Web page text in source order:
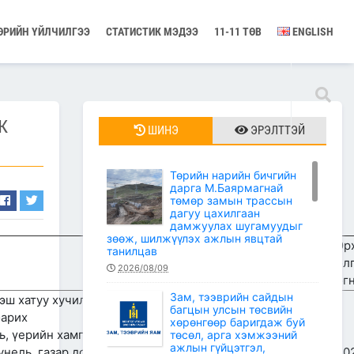
ҮЙЛЧИЛГЭЭ СТАТИСТИК МЭДЭЭ 11-11 ТӨВ ENGLISH
хатуу хучилттай авто зам барих
үерийн хамгаалалтын далан барих
ШИНЭ ЭРЭЛТТЭЙ
Төрийн нарийн бичгийн
дарга М.Баярмагнай
төмөр замын трассын
дагуу цахилгаан
дамжуулах шугамуудыг
зөөж, шилжүүлэх ажлын явцтай
танилцав
2026/08/09
Зам, тээврийн сайдын
багцын улсын төсвийн
хөрөнгөөр баригдаж буй
төсөл, арга хэмжээний
ажлын гүйцэтгэл,